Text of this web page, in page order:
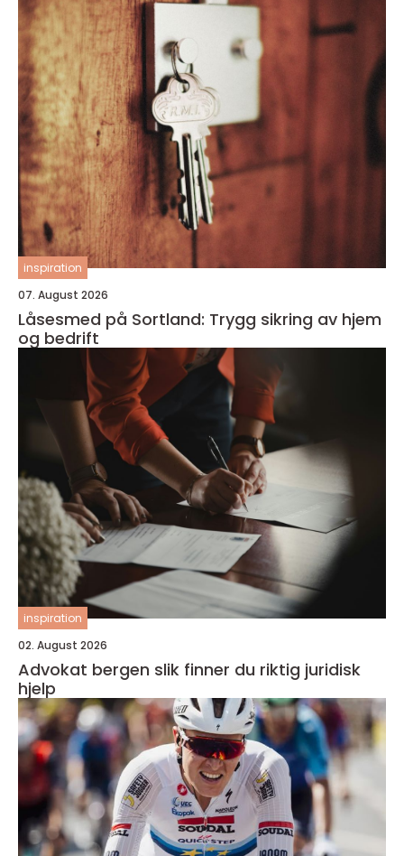
inspiration
07. August 2026
Låsesmed på Sortland: Trygg sikring av hjem
og bedrift
inspiration
02. August 2026
Advokat bergen slik finner du riktig juridisk
hjelp